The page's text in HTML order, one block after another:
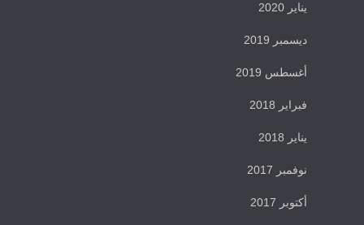
يناير 2020
ديسمبر 2019
أغسطس 2019
فبراير 2018
يناير 2018
نوفمبر 2017
أكتوبر 2017